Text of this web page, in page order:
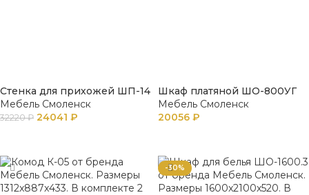
Стенка для прихожей ШП-14
Мебель Смоленск
32220₽ 24041 ₽
Шкаф платяной ШО-800УГ
Мебель Смоленск
20056 ₽
-30%